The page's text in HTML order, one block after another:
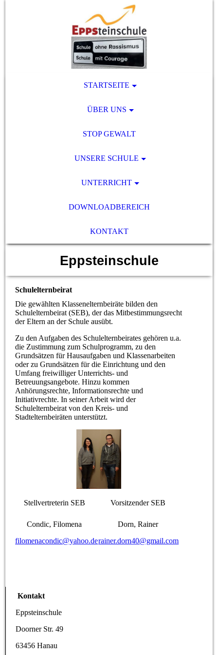
STARTSEITE
ÜBER UNS
STOP GEWALT
UNSERE SCHULE
UNTERRICHT
DOWNLOADBEREICH
KONTAKT
Eppsteinschule
Schulelternbeirat
Die gewählten Klassenelternbeiräte bilden den
Schulelternbeirat (SEB), der das Mitbestimmungsrecht
der Eltern an der Schule ausübt.
Zu den Aufgaben des Schulelternbeirates gehören u.a.
die Zustimmung zum Schulprogramm, zu den
Grundsätzen für Hausaufgaben und Klassenarbeiten
oder zu Grundsätzen für die Einrichtung und den
Umfang freiwilliger Unterrichts- und
Betreuungsangebote. Hinzu kommen
Anhörungsrechte, Informationsrechte und
Initiativrechte. In seiner Arbeit wird der
Schulelternbeirat von den Kreis- und
Stadtelternbeiräten unterstützt.
Stellvertreterin SEB Vorsitzender SEB
Condic, Filomena
filomenacondic@yahoo.de
Dorn, Rainer
rainer.dorn40@gmail.com
Kontakt
Eppsteinschule
Doorner Str. 49
63456 Hanau